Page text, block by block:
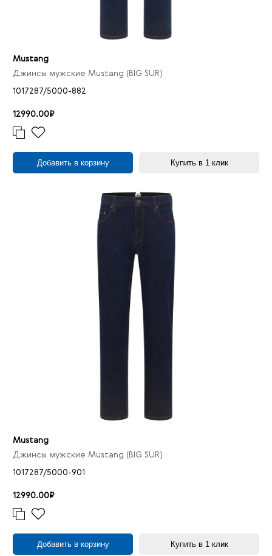
Mustang
Джинсы мужские Mustang (BIG SUR)
1017287/5000-882
12990.00₽
Добавить в корзину Купить в 1 клик
Mustang
Джинсы мужские Mustang (BIG SUR)
1017287/5000-901
12990.00₽
Добавить в корзину Купить в 1 клик